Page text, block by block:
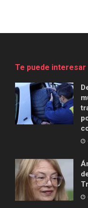
Te puede interesar